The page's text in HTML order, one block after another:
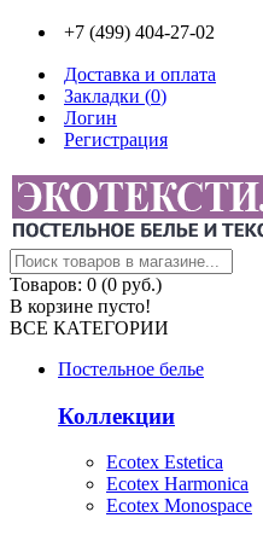
+7 (499) 404-27-02
Доставка и оплата
Закладки (0)
Логин
Регистрация
Товаров: 0 (0 руб.)
В корзине пусто!
ВСЕ КАТЕГОРИИ
Постельное белье
Коллекции
Ecotex Estetica
Ecotex Harmonica
Ecotex Monospace